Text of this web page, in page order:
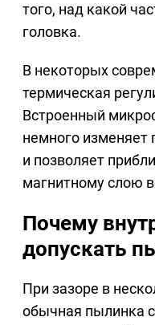
того, над какой
головка.
В некоторых
термическая
Встроенный
немного изменяет
и позволяет
магнитному слою
Почему
допускать
При зазоре в
обычная пылинка